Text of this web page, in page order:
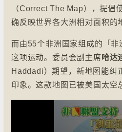
（Correct The Map），提倡
确反映世界各大洲相对面积的
而由55个非洲国家组成的「
这项运动。委员会副主席哈达
Haddadi）期望，新地图能纠
印象。这款地图已被美国太空